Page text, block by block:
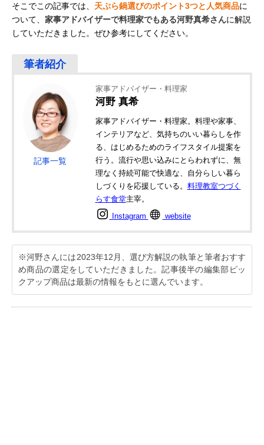
そこでこの記事では、 天ぷら鍋選びのポイント3つと人気商品に
ついて、 家事アドバイザーで料理家でもある河野真希さんに解説
していただきました。ぜひ参考にしてください。
記事一覧
家事アドバイザー・料理家
河野 真希
家事アドバイザー・料理家。料理や家事、
インテリアなど、気持ちのいい暮らしを作
る、はじめるためのライフスタイル提案を
行う。流行や思い込みにとらわれずに、無
理なく持続可能で快適な、自分らしい暮ら
しづくりを応援している。 料理教室つづく
らす食堂主宰。
Instagram website
※河野さんには2023年12月、選び方解説の執筆と筆者おすす
め商品の選定をしていただきました。記事後半の編集部ピッ
クアップ商品は最新の情報をもとに選んでいます。